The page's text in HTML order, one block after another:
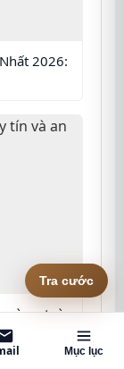
2026:
và an toàn
Mục lục
Tra cước